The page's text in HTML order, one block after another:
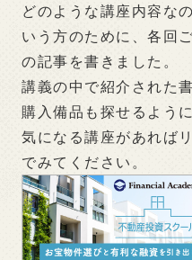
どのような講座内容な
いう方のために、各回
の記事を書きました。
講義の中で紹介された
購入備品も探せるよう
気になる講座があれば
でみてください。